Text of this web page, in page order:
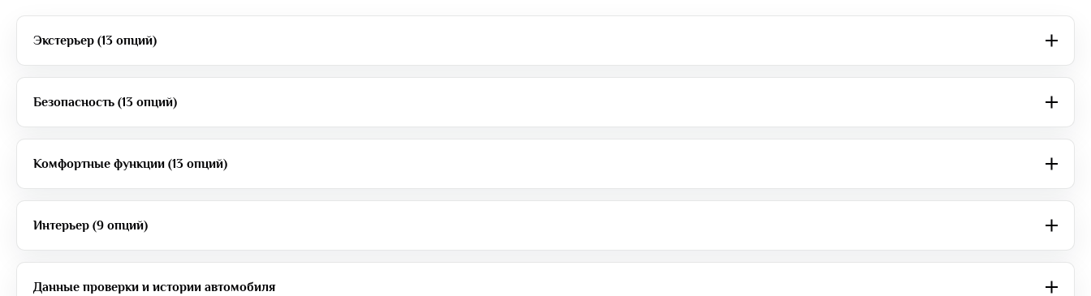
Экстерьер (13 опций)
Безопасность (13 опций)
Комфортные функции (13 опций)
Интерьер (9 опций)
Данные проверки и истории автомобиля